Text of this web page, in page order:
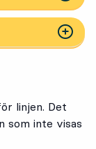
linjen. Det
som inte visas